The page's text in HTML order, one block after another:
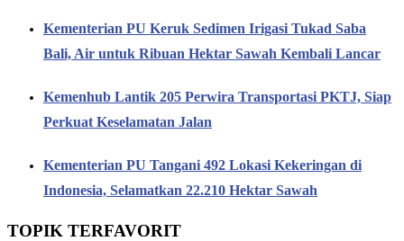
Kementerian PU Keruk Sedimen Irigasi Tukad Saba
Bali, Air untuk Ribuan Hektar Sawah Kembali Lancar
Kemenhub Lantik 205 Perwira Transportasi PKTJ, Siap
Perkuat Keselamatan Jalan
Kementerian PU Tangani 492 Lokasi Kekeringan di
Indonesia, Selamatkan 22.210 Hektar Sawah
TOPIK TERFAVORIT